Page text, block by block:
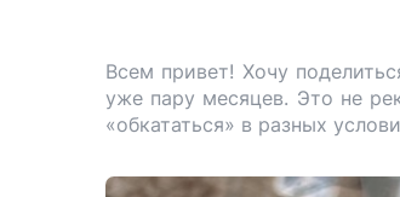
Всем привет! Хочу
уже пару месяцев. Это не
«обкататься» в разных